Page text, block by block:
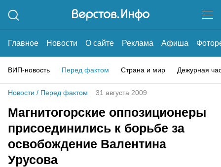
Главное Новости О сайте Реклама Афиша
ВИП-новость Перед фактом Страна и мир Дежурная
Новости / Перед фактом 31 августа 2009
Магнитогорские оппозиционеры
присоединились к борьбе за
освобождение Валентина
Урусова